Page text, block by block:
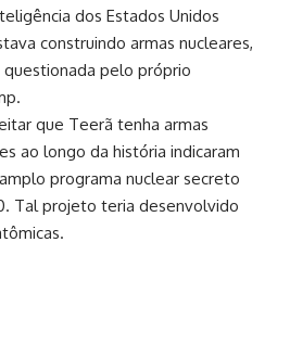
dos Estados Unidos
construindo armas nucleares,
pelo próprio
que Teerã tenha armas
ao longo da história indicaram
programa nuclear secreto
Tal projeto teria desenvolvido